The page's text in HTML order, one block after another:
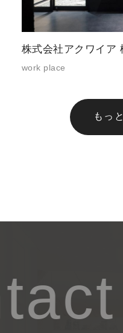
株式会社アクワイア
work place
もっ